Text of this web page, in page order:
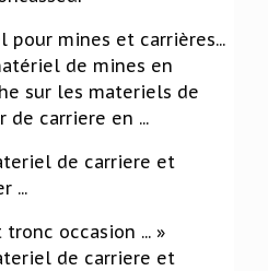
mines et carrières...
de mines en
sur les materiels de
de carriere en ...
de carriere et
...
occasion ... »
de carriere et